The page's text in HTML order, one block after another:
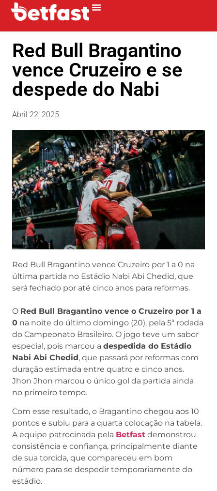
Red Bull Bragantino
vence Cruzeiro e se
despede do Nabi
Abril 22, 2025
Red Bull Bragantino vence Cruzeiro por 1 a 0 na
última partida no Estádio Nabi Abi Chedid, que
será fechado por até cinco anos para reformas.
O Red Bull Bragantino vence o Cruzeiro por 1 a
0 na noite do último domingo (20), pela 5ª rodada
do Campeonato Brasileiro. O jogo teve um sabor
especial, pois marcou a despedida do Estádio
Nabi Abi Chedid , que passará por reformas com
duração estimada entre quatro e cinco anos.
Jhon Jhon marcou o único gol da partida ainda
no primeiro tempo.
Com esse resultado, o Bragantino chegou aos 10
pontos e subiu para a quarta colocação na tabela.
A equipe patrocinada pela Betfast demonstrou
consistência e confiança, principalmente diante
de sua torcida, que compareceu em bom
número para se despedir temporariamente do
estádio.